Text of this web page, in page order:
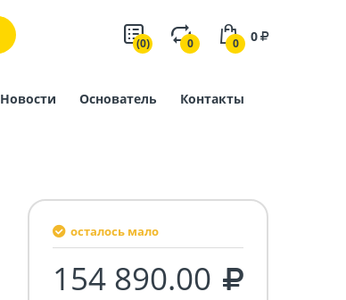
(0) 0 0 0
Новости Основатель Контакты
осталось мало
154 890.00